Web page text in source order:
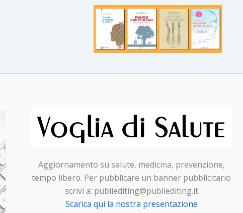
Aggiornamento su salute, medicina, prevenzione,
tempo libero. Per pubblicare un banner pubblicitario
scrivi a: publiediting@publiediting.it
Scarica qui la nostra presentazione